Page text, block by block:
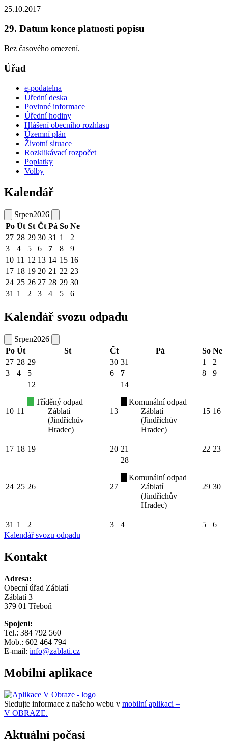
25.10.2017
29. Datum konce platnosti popisu
Bez časového omezení.
Úřad
e-podatelna
Úřední deska
Povinné informace
Úřední hodiny
Hlášení obecního rozhlasu
Územní plán
Životní situace
Rozklikávací rozpočet
Poplatky
Volby
Kalendář
Srpen2026
Po Út St Čt Pá So Ne
27 28 29 30 31 1
2
3
4 5 6 7 8
9
10 11 12 13 14 15 16
17 18 19 20 21 22 23
24 25 26 27 28 29 30
31 1 2 3 4 5 6
Kalendář svozu odpadu
Srpen2026
Po Út St Čt Pá So Ne
27 28 29 30 31 1
2
3
4 5 6 7 8 9
10 11
12
Tříděný odpad
Záblatí
(Jindřichův
Hradec)
13
14
Komunální odpad
Záblatí
(Jindřichův
Hradec)
15 16
17 18 19 20 21 22 23
24 25 26 27
28
Komunální odpad
Záblatí
(Jindřichův
Hradec)
29 30
31 1 2 3 4 5
6
Kalendář svozu odpadu
Kontakt
Adresa:
Obecní úřad Záblatí
Záblatí 3
379 01 Třeboň
Spojení:
Tel.: 384 792 560
Mob.: 602 464 794
E-mail: info@zablati.cz
Mobilní aplikace
Sledujte informace z našeho webu v mobilní aplikaci –
V OBRAZE.
Aktuální počasí